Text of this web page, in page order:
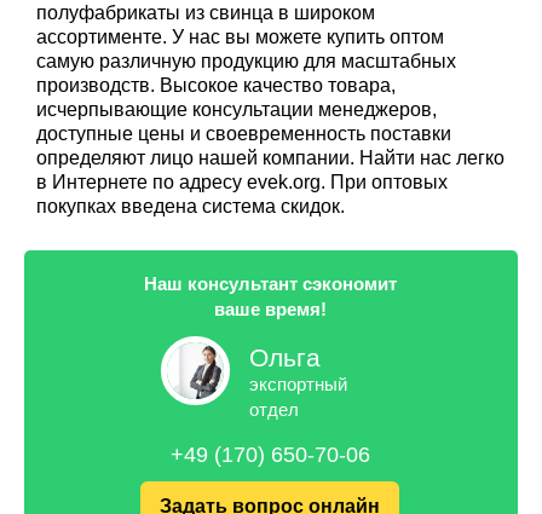
полуфабрикаты из свинца в широком
ассортименте. У нас вы можете купить оптом
самую различную продукцию для масштабных
производств. Высокое качество товара,
исчерпывающие консультации менеджеров,
доступные цены и своевременность поставки
определяют лицо нашей компании. Найти нас легко
в Интернете по адресу evek.org. При оптовых
покупках введена система скидок.
Наш консультант сэкономит
ваше время!
Ольга
экспортный
отдел
+49 (170) 650-70-06
Задать вопрос онлайн